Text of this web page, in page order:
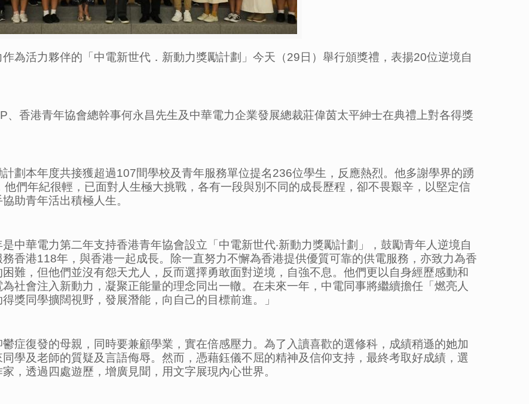
為活力夥伴的「中電新世代．新動力獎勵計劃」今天（29日）舉行頒獎禮，表揚20位逆境自
香港青年協會總幹事何永昌先生及中華電力企業發展總裁莊偉茵太平紳士在典禮上對各得獎
劃本年度共接獲超過107間學校及青年服務單位提名236位學生，反應熱烈。他多謝學界的踴
們年紀很輕，已面對人生極大挑戰，各有一段與別不同的成長歷程，卻不畏艱辛，以堅定信
助青年活出積極人生。
中華電力第二年支持香港青年協會設立「中電新世代‧新動力獎勵計劃」，鼓勵青年人逆境自
香港118年，與香港一起成長。除一直努力不懈為香港提供優質可靠的供電服務，亦致力為香
難，但他們並沒有怨天尤人，反而選擇勇敢面對逆境，自強不息。他們更以自身經歷感動和
社會注入新動力，凝聚正能量的理念同出一轍。在未來一年，中電同事將繼續擔任「燃亮人
獎同學擴闊視野，發展潛能，向自己的目標前進。」
症復發的母親，同時要兼顧學業，實在倍感壓力。為了入讀喜歡的選修科，成績稍遜的她加
學及老師的質疑及言語侮辱。然而，憑藉鈺儀不屈的精神及信仰支持，最終考取好成績，選
，透過四處遊歷，增廣見聞，用文字展現內心世界。